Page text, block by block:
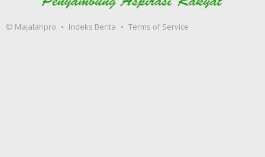
© Majalahpro Indeks Berita Terms of Service